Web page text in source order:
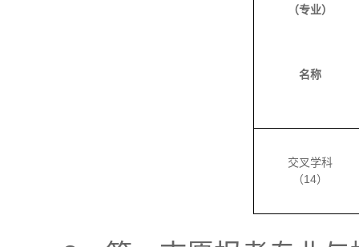
（专业）
名称
交叉学科
（14）